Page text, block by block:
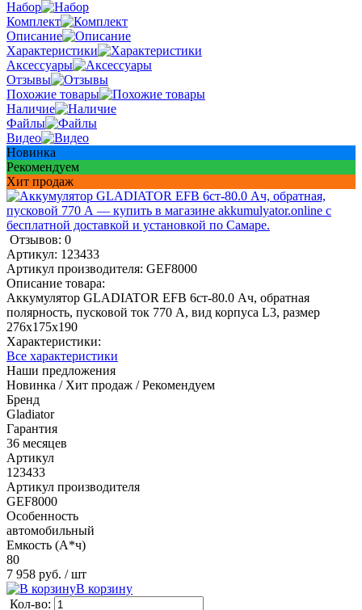
Набор
Комплект
Описание
Характеристики
Аксессуары
Отзывы
Похожие товары
Наличие
Файлы
Видео
Новинка
Рекомендуем
Хит продаж
Отзывов: 0
Артикул: 123433
Артикул производителя: GEF8000
Описание товара:
Аккумулятор GLADIATOR EFB 6ст-80.0 Ач, обратная
полярность, пусковой ток 770 А, вид корпуса L3, размер
276x175x190
Характеристики:
Все характеристики
Наши предложения
Новинка / Хит продаж / Рекомендуем
Бренд
Gladiator
Гарантия
36 месяцев
Артикул
123433
Артикул производителя
GEF8000
Особенность
автомобильный
Емкость (А*ч)
80
7 958 руб. / шт
В корзину
Кол-во: